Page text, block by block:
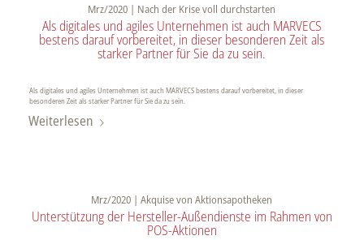
Mrz/2020 | Nach der Krise voll durchstarten
Als digitales und agiles Unternehmen ist auch MARVECS
bestens darauf vorbereitet, in dieser besonderen Zeit als
starker Partner für Sie da zu sein.
Als digitales und agiles Unternehmen ist auch MARVECS bestens darauf vorbereitet, in dieser
besonderen Zeit als starker Partner für Sie da zu sein.
Weiterlesen
Mrz/2020 | Akquise von Aktionsapotheken
Unterstützung der Hersteller-Außendienste im Rahmen von
POS-Aktionen